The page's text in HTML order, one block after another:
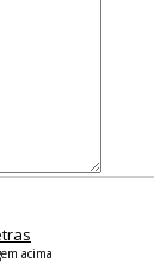
acima